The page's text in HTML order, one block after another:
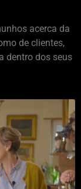
acerca da
de clientes,
dentro dos seus